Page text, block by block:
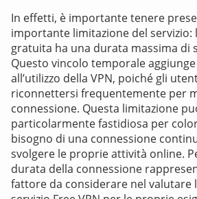
In effetti, è importante tenere
importante limitazione del servizio:
gratuita ha una durata massima di
Questo vincolo temporale
all’utilizzo della VPN, poiché gli
riconnettersi frequentemente per
connessione. Questa limitazione
particolarmente fastidiosa per
bisogno di una connessione
svolgere le proprie attività online.
durata della connessione
fattore da considerare nel valutare